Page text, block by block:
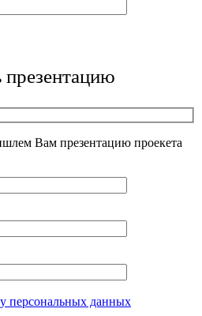
презентацию
Вам презентацию проекета
персональных данных